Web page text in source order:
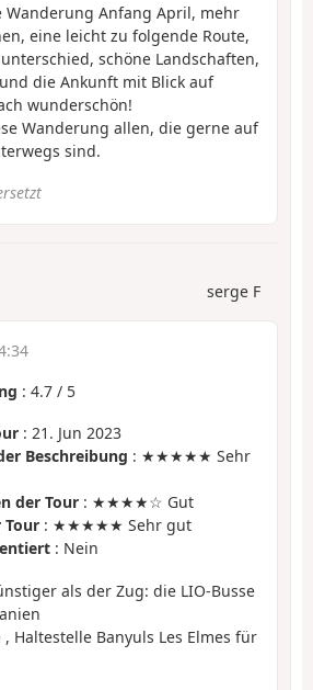
Wanderung Anfang April, mehr
eine leicht zu folgende Route,
schöne Landschaften,
die Ankunft mit Blick auf
wunderschön!
Wanderung allen, die gerne auf
sind.
serge F
: 4.7 / 5
: 21. Jun 2023
Beschreibung : ★★★★★ Sehr
der Tour : ★★★★☆ Gut
: ★★★★★ Sehr gut
: Nein
als der Zug: die LIO-Busse
Haltestelle Banyuls Les Elmes für